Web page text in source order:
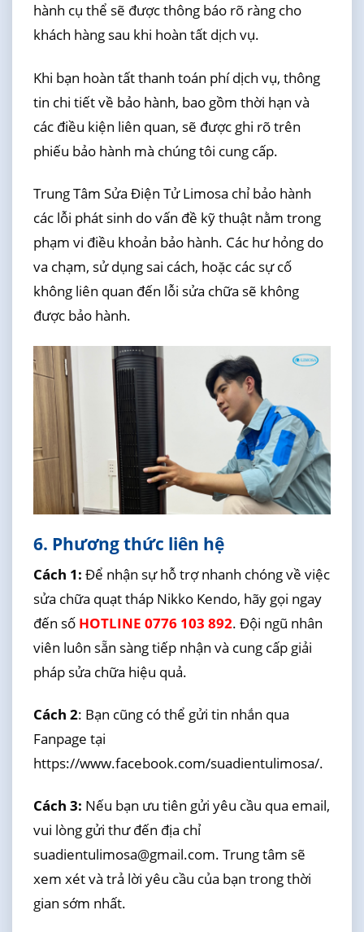
hành cụ thể sẽ được thông báo rõ ràng cho
khách hàng sau khi hoàn tất dịch vụ.
Khi bạn hoàn tất thanh toán phí dịch vụ, thông
tin chi tiết về bảo hành, bao gồm thời hạn và
các điều kiện liên quan, sẽ được ghi rõ trên
phiếu bảo hành mà chúng tôi cung cấp.
Trung Tâm Sửa Điện Tử Limosa chỉ bảo hành
các lỗi phát sinh do vấn đề kỹ thuật nằm trong
phạm vi điều khoản bảo hành. Các hư hỏng do
va chạm, sử dụng sai cách, hoặc các sự cố
không liên quan đến lỗi sửa chữa sẽ không
được bảo hành.
6. Phương thức liên hệ
Cách 1: Để nhận sự hỗ trợ nhanh chóng về việc
sửa chữa quạt tháp Nikko Kendo, hãy gọi ngay
đến số HOTLINE 0776 103 892. Đội ngũ nhân
viên luôn sẵn sàng tiếp nhận và cung cấp giải
pháp sửa chữa hiệu quả.
Cách 2: Bạn cũng có thể gửi tin nhắn qua
Fanpage tại
https://www.facebook.com/suadientulimosa/.
Cách 3: Nếu bạn ưu tiên gửi yêu cầu qua email,
vui lòng gửi thư đến địa chỉ
suadientulimosa@gmail.com. Trung tâm sẽ
xem xét và trả lời yêu cầu của bạn trong thời
gian sớm nhất.